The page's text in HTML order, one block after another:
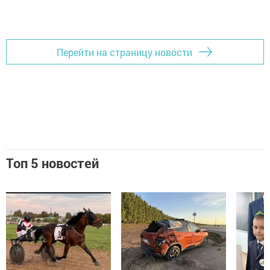
Перейти на страницу новости
Топ 5 новостей